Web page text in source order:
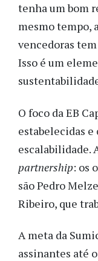
tenha um bom
mesmo tempo,
vencedoras
Isso é um
O foco da EB
estabelecidas
escalabilidade.
partnership: os
são Pedro
Ribeiro, que
A meta da
assinantes até